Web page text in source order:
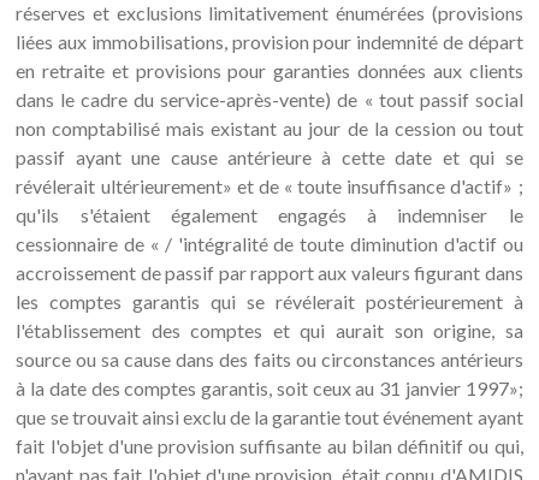
réserves et exclusions limitativement énumérées (provisions
liées aux immobilisations, provision pour indemnité de départ
en retraite et provisions pour garanties données aux clients
dans le cadre du service-après-vente) de « tout passif social
non comptabilisé mais existant au jour de la cession ou tout
passif ayant une cause antérieure à cette date et qui se
révélerait ultérieurement» et de « toute insuffisance d'actif» ;
qu'ils s'étaient également engagés à indemniser le
cessionnaire de « / 'intégralité de toute diminution d'actif ou
accroissement de passif par rapport aux valeurs figurant dans
les comptes garantis qui se révélerait postérieurement à
l'établissement des comptes et qui aurait son origine, sa
source ou sa cause dans des faits ou circonstances antérieurs
à la date des comptes garantis, soit ceux au 31 janvier 1997»;
que se trouvait ainsi exclu de la garantie tout événement ayant
fait l'objet d'une provision suffisante au bilan définitif ou qui,
n'ayant pas fait l'objet d'une provision, était connu d'AMIDIS